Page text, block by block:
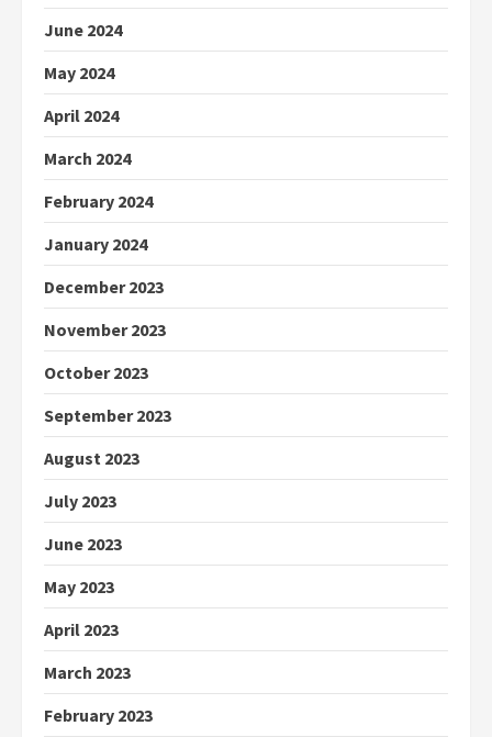
June 2024
May 2024
April 2024
March 2024
February 2024
January 2024
December 2023
November 2023
October 2023
September 2023
August 2023
July 2023
June 2023
May 2023
April 2023
March 2023
February 2023